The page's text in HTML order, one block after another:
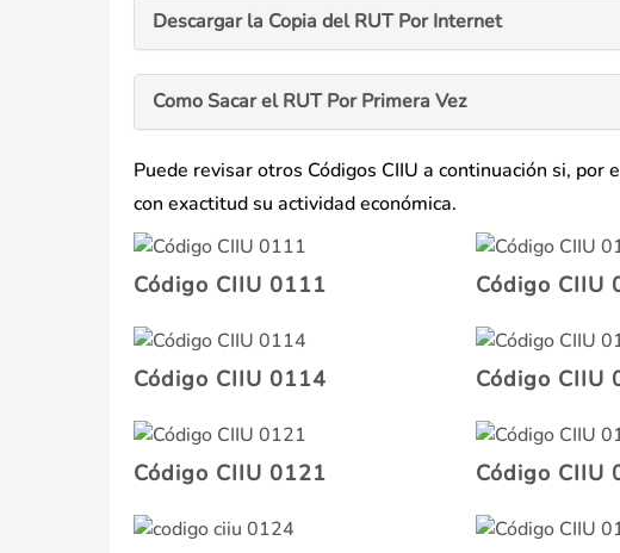
Descargar la Copia del RUT Por Internet
Como Sacar el RUT Por Primera Vez
Puede revisar otros Códigos CIIU a continuación si,
con exactitud su actividad económica.
Código CIIU 0111 Código CIIU
Código CIIU 0114 Código CIIU
Código CIIU 0121 Código CIIU